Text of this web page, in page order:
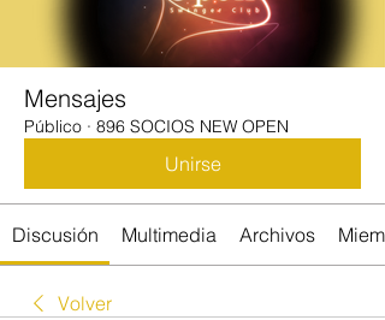
Mensajes
Público · 896 SOCIOS NEW OPEN
Unirse
Discusión Multimedia Archivos
Volver